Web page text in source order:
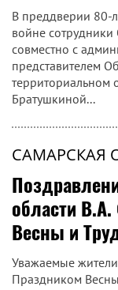
В преддверии 80-
войне
совместно с
представителем
территориальном
Братушкиной...
САМАРСКАЯ
области
Весны и
Уважаемые
Праздником